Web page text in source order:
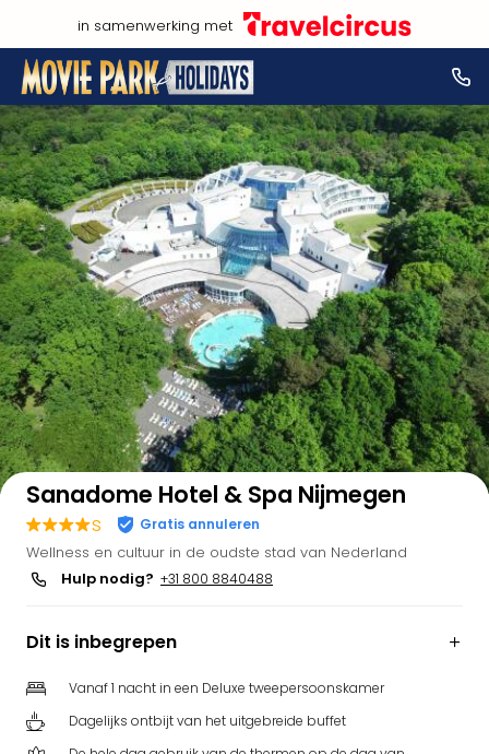
in samenwerking met
Bekijk op kaart
Sanadome Hotel & Spa Nijmegen
s Gratis annuleren
Wellness en cultuur in de oudste stad van Nederland
Hulp nodig? +31 800 8840488
Dit is inbegrepen
Vanaf 1 nacht in een Deluxe tweepersoonskamer
Dagelijks ontbijt van het uitgebreide buffet